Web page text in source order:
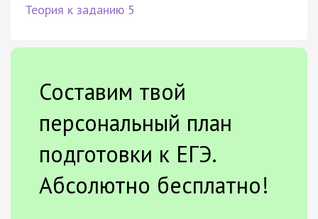
Теория к заданию 5
Составим твой
персональный план
подготовки к ЕГЭ.
Абсолютно бесплатно!